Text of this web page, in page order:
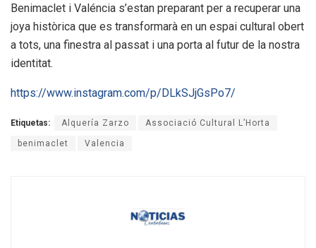
Benimaclet i Valéncia s’estan preparant per a recuperar una
joya històrica que es transformarà en un espai cultural obert
a tots, una finestra al passat i una porta al futur de la nostra
identitat.
https://www.instagram.com/p/DLkSJjGsPo7/
Etiquetas: Alquería Zarzo Associació Cultural L’Horta
benimaclet Valencia